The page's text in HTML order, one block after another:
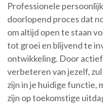
Professionele
doorlopend proces dat
om altijd open te staan
tot groei en blijvend te
ontwikkeling. Door
verbeteren van jezelf,
zijn in je huidige functie,
zijn op toekomstige